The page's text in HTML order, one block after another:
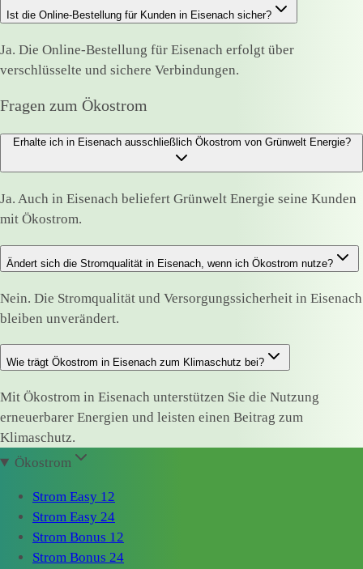
Ist die Online-Bestellung für Kunden in Eisenach sicher?
Ja. Die Online-Bestellung für Eisenach erfolgt über
verschlüsselte und sichere Verbindungen.
Fragen zum Ökostrom
Erhalte ich in Eisenach ausschließlich Ökostrom von Grünwelt Energie?
Ja. Auch in Eisenach beliefert Grünwelt Energie seine Kunden
mit Ökostrom.
Ändert sich die Stromqualität in Eisenach, wenn ich Ökostrom nutze?
Nein. Die Stromqualität und Versorgungssicherheit in Eisenach
bleiben unverändert.
Wie trägt Ökostrom in Eisenach zum Klimaschutz bei?
Mit Ökostrom in Eisenach unterstützen Sie die Nutzung
erneuerbarer Energien und leisten einen Beitrag zum
Klimaschutz.
Ökostrom
Strom Easy 12
Strom Easy 24
Strom Bonus 12
Strom Bonus 24